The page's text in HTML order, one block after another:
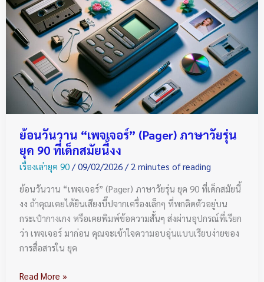
ย้อนวันวาน “เพจเจอร์” (Pager) ภาษาวัยรุ่น
ยุค 90 ที่เด็กสมัยนี้งง
เรื่องเล่ายุค 90/09/02/2026 / 2 minutes of reading
ย้อนวันวาน “เพจเจอร์” (Pager) ภาษาวัยรุ่น ยุค 90 ที่เด็กสมัยนี้
งง ถ้าคุณเคยได้ยินเสียงบี๊ปจากเครื่องเล็กๆ ที่พกติดตัวอยู่บน
กระเป๋ากางเกง หรือเคยพิมพ์ข้อความสั้นๆ ส่งผ่านอุปกรณ์ที่เรียก
ว่า เพจเจอร์ มาก่อน คุณจะเข้าใจความอบอุ่นแบบเรียบง่ายของ
การสื่อสารใน ยุค
วาน
“เพจ
เจอร์”
(Pager)
ภาษา
วัย
รุ่น
ที่
เด็ก
สมัย
นี้
Read More »